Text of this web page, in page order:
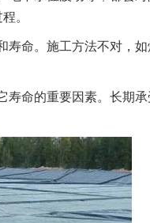
。
命。施工方法不对，
寿命的重要因素。长期